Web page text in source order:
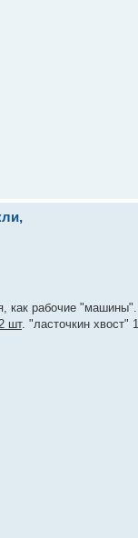
как рабочие "машины".
шт. "ласточкин хвост"